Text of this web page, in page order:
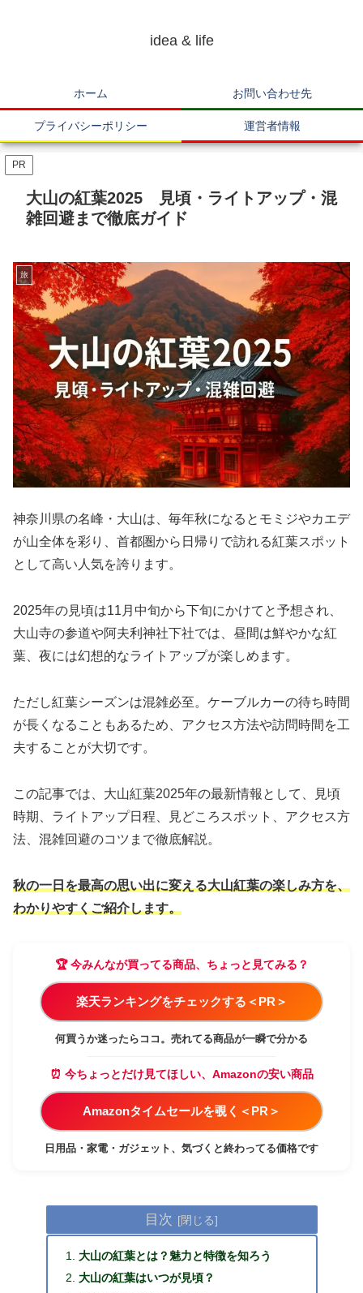
idea & life
ホーム お問い合わせ先
プライバシーポリシー 運営者情報
PR
大山の紅葉2025 見頃・ライトアップ・混
雑回避まで徹底ガイド
旅
神奈川県の名峰・大山は、毎年秋になるとモミジやカエデ
が山全体を彩り、首都圏から日帰りで訪れる紅葉スポット
として高い人気を誇ります。
2025年の見頃は11月中旬から下旬にかけてと予想され、
大山寺の参道や阿夫利神社下社では、昼間は鮮やかな紅
葉、夜には幻想的なライトアップが楽しめます。
ただし紅葉シーズンは混雑必至。ケーブルカーの待ち時間
が長くなることもあるため、アクセス方法や訪問時間を工
夫することが大切です。
この記事では、大山紅葉2025年の最新情報として、見頃
時期、ライトアップ日程、見どころスポット、アクセス方
法、混雑回避のコツまで徹底解説。
秋の一日を最高の思い出に変える大山紅葉の楽しみ方を、
わかりやすくご紹介します。
🏆 今みんなが買ってる商品、ちょっと見てみる？
楽天ランキングをチェックする＜PR＞
何買うか迷ったらココ。売れてる商品が一瞬で分かる
⏰ 今ちょっとだけ見てほしい、Amazonの安い商品
Amazonタイムセールを覗く＜PR＞
日用品・家電・ガジェット、気づくと終わってる価格です
目次
大山の紅葉とは？魅力と特徴を知ろう
大山の紅葉はいつが見頃？